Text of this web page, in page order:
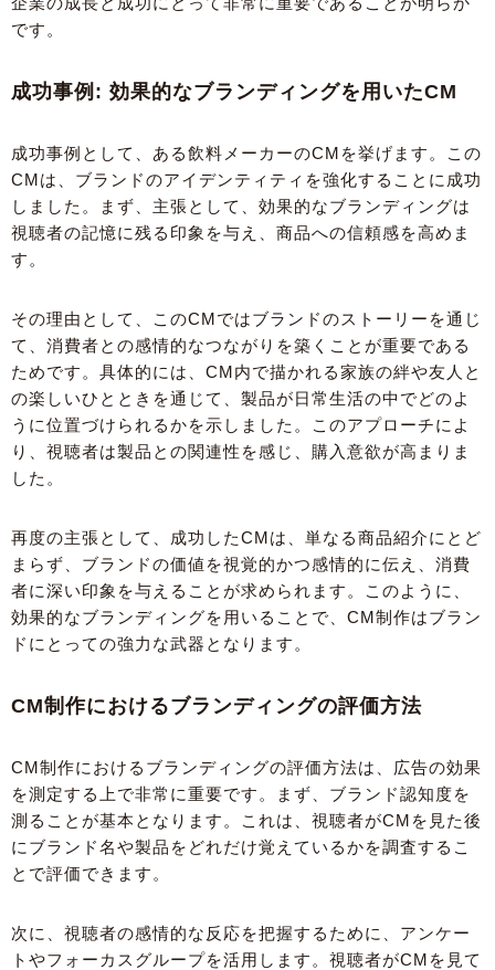
です。
成功事例: 効果的なブランディングを用いたCM
成功事例として、ある飲料メーカーのCMを挙げます。この
CMは、ブランドのアイデンティティを強化することに成功
しました。まず、主張として、効果的なブランディングは
視聴者の記憶に残る印象を与え、商品への信頼感を高めま
す。
その理由として、このCMではブランドのストーリーを通じ
て、消費者との感情的なつながりを築くことが重要である
ためです。具体的には、CM内で描かれる家族の絆や友人と
の楽しいひとときを通じて、製品が日常生活の中でどのよ
うに位置づけられるかを示しました。このアプローチによ
り、視聴者は製品との関連性を感じ、購入意欲が高まりま
した。
再度の主張として、成功したCMは、単なる商品紹介にとど
まらず、ブランドの価値を視覚的かつ感情的に伝え、消費
者に深い印象を与えることが求められます。このように、
効果的なブランディングを用いることで、CM制作はブラン
ドにとっての強力な武器となります。
CM制作におけるブランディングの評価方法
CM制作におけるブランディングの評価方法は、広告の効果
を測定する上で非常に重要です。まず、ブランド認知度を
測ることが基本となります。これは、視聴者がCMを見た後
にブランド名や製品をどれだけ覚えているかを調査するこ
とで評価できます。
次に、視聴者の感情的な反応を把握するために、アンケー
トやフォーカスグループを活用します。視聴者がCMを見て